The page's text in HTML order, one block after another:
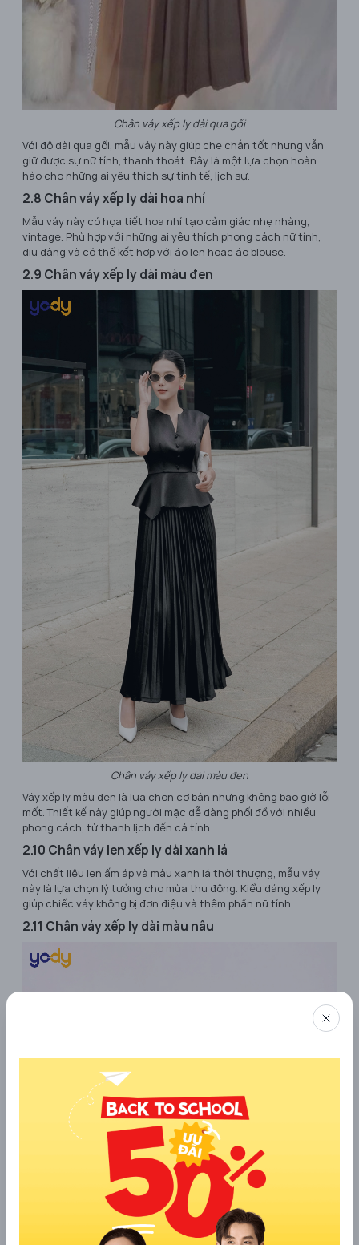
Chân váy xếp ly dài qua gối
Với độ dài qua gối, mẫu váy này giúp che chắn tốt nhưng vẫn
giữ được sự nữ tính, thanh thoát. Đây là một lựa chọn hoàn
hảo cho những ai yêu thích sự tinh tế, lịch sự.
2.8 Chân váy xếp ly dài hoa nhí
Mẫu váy này có họa tiết hoa nhí tạo cảm giác nhẹ nhàng,
vintage. Phù hợp với những ai yêu thích phong cách nữ tính,
dịu dàng và có thể kết hợp với áo len hoặc áo blouse.
2.9 Chân váy xếp ly dài màu đen
Chân váy xếp ly dài màu đen
Váy xếp ly màu đen là lựa chọn cơ bản nhưng không bao giờ lỗi
mốt. Thiết kế này giúp người mặc dễ dàng phối đồ với nhiều
phong cách, từ thanh lịch đến cá tính.
2.10 Chân váy len xếp ly dài xanh lá
Với chất liệu len ấm áp và màu xanh lá thời thượng, mẫu váy
này là lựa chọn lý tưởng cho mùa thu đông. Kiểu dáng xếp ly
giúp chiếc váy không bị đơn điệu và thêm phần nữ tính.
2.11 Chân váy xếp ly dài màu nâu